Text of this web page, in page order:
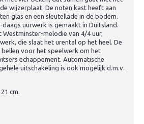
wijzerplaat. De noten kast heeft aan
glas en een sleutellade in de bodem.
daags uurwerk is gemaakt in Duitsland.
melodie van 4/4 uur,
die slaat het urental op het heel. De
voor het speelwerk om het
echappement. Automatische
uitschakeling is ook mogelijk d.m.v.
cm.